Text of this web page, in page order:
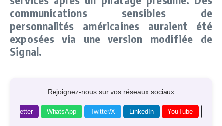
communications sensibles de
personnalités américaines auraient été
exposées via une version modifiée de
Signal.
Rejoignez-nous sur vos réseaux sociaux
Newsletter WhatsApp Twitter/X LinkedIn YouTube